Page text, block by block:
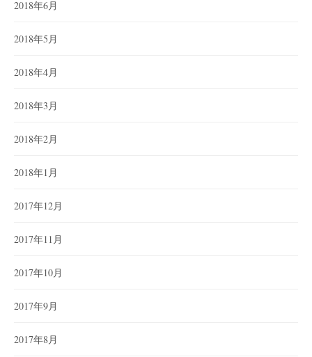
2018年6月
2018年5月
2018年4月
2018年3月
2018年2月
2018年1月
2017年12月
2017年11月
2017年10月
2017年9月
2017年8月